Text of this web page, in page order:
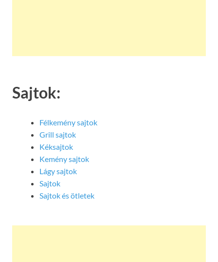
Sajtok:
Félkemény sajtok
Grill sajtok
Kéksajtok
Kemény sajtok
Lágy sajtok
Sajtok
Sajtok és ötletek